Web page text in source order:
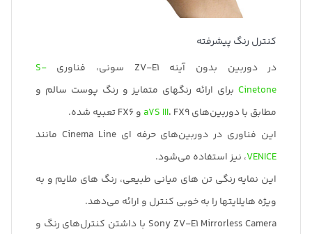
کنترل رنگ پیشرفته
در دوربین بدون آینه ZV-E1 سونی، فناوری
S-
Cinetoneبرای ارائه رنگهای متمایز و رنگ پوست سالم و
مطابق با دوربین‌های
a7S III، FX9 و FX6 تعبیه شده.
این فناوری در دوربین‌های حرفه ای Cinema Line مانند
VENICE، نیز استفاده می‌شود.
این نمایه رنگی تن های میانی طبیعی، رنگ های ملایم و به
ویژه هایلایتها را به خوبی کنترل و ارائه می‌دهد.
Sony ZV-E1 Mirrorless Camera با داشتن کنترل‌های رنگ و